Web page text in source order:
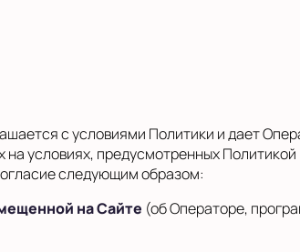
с условиями Политики и дает
условиях, предусмотренных
следующим образом:
на Сайте (об Операторе,